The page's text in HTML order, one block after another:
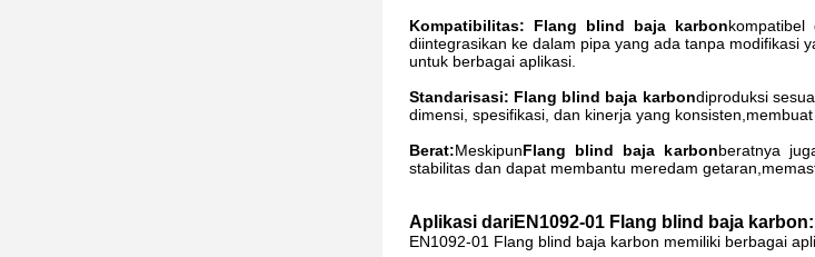
Kompatibilitas:
Flang blind baja karbon
diintegrasikan ke dalam pipa yang ada tanpa modifikasi
untuk berbagai aplikasi.
Standarisasi: Flang blind baja karbondiproduksi
dimensi, spesifikasi, dan kinerja yang
Berat:MeskipunFlang blind baja karbonberatnya
stabilitas dan dapat membantu meredam
Aplikasi dariEN1092-01 Flang blind baja karbon:
EN1092-01 Flang blind baja karbon memiliki berbagai